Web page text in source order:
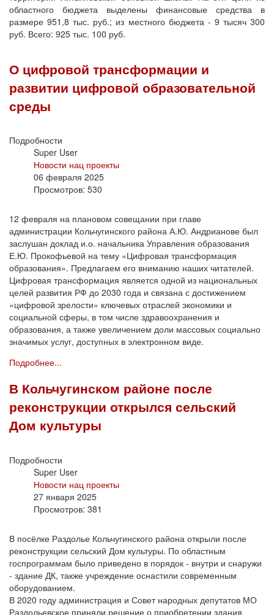
областного бюджета выделены финансовые средства в
размере 951,8 тыс. руб.; из местного бюджета - 9 тысяч 300
руб. Всего: 925 тыс. 100 руб.
О цифровой трансформации и
развитии цифровой образовательной
среды
Подробности
Super User
Новости нац проекты
06 февраля 2025
Просмотров: 530
12 февраля на плановом совещании при главе
администрации Кольчугинского района А.Ю. Андрианове был
заслушан доклад и.о. начальника Управления образования
Е.Ю. Прокофьевой на тему «Цифровая трансформация
образования». Предлагаем его вниманию наших читателей.
Цифровая трансформация является одной из национальных
целей развития РФ до 2030 года и связана с достижением
«цифровой зрелости» ключевых отраслей экономики и
социальной сферы, в том числе здравоохранения и
образования, а также увеличением доли массовых социально
значимых услуг, доступных в электронном виде.
Подробнее...
В Кольчугинском районе после
реконструкции открылся сельский
Дом культуры
Подробности
Super User
Новости нац проекты
27 января 2025
Просмотров: 381
В посёлке Раздолье Кольчугинского района открыли после
реконструкции сельский Дом культуры. По областным
госпрограммам было приведено в порядок - внутри и снаружи
- здание ДК, также учреждение оснастили современным
оборудованием.
В 2020 году администрация и Совет народных депутатов МО
Раздольевское приняли решение о приобретении здания